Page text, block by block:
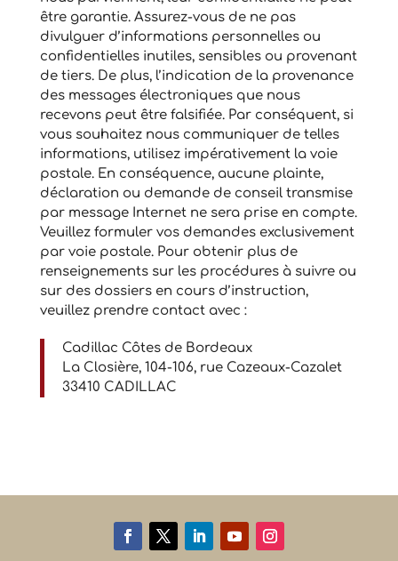
être garantie. Assurez-vous de ne pas
divulguer d’informations personnelles ou
confidentielles inutiles, sensibles ou provenant
de tiers. De plus, l’indication de la provenance
des messages électroniques que nous
recevons peut être falsifiée. Par conséquent, si
vous souhaitez nous communiquer de telles
informations, utilisez impérativement la voie
postale. En conséquence, aucune plainte,
déclaration ou demande de conseil transmise
par message Internet ne sera prise en compte.
Veuillez formuler vos demandes exclusivement
par voie postale. Pour obtenir plus de
renseignements sur les procédures à suivre ou
sur des dossiers en cours d’instruction,
veuillez prendre contact avec :
Cadillac Côtes de Bordeaux
La Closière, 104-106, rue Cazeaux-Cazalet
33410 CADILLAC